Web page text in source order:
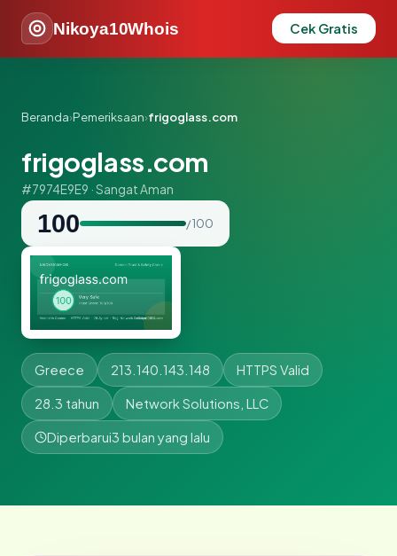
Nikoya10Whois Cek Gratis
Beranda›Pemeriksaan›frigoglass.com
frigoglass.com
#7974E9E9 · Sangat Aman
100 / 100
Greece 213.140.143.148 HTTPS Valid
28.3 tahun Network Solutions, LLC
Diperbarui3 bulan yang lalu